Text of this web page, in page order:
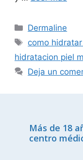
Dermaline
como
hidratacion piel
Deja un
Más de 18
centro